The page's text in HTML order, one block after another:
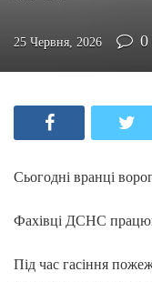
25 Червня, 2026 0
Сьогодні вранці
Фахівці ДСНС
Під час гасіння